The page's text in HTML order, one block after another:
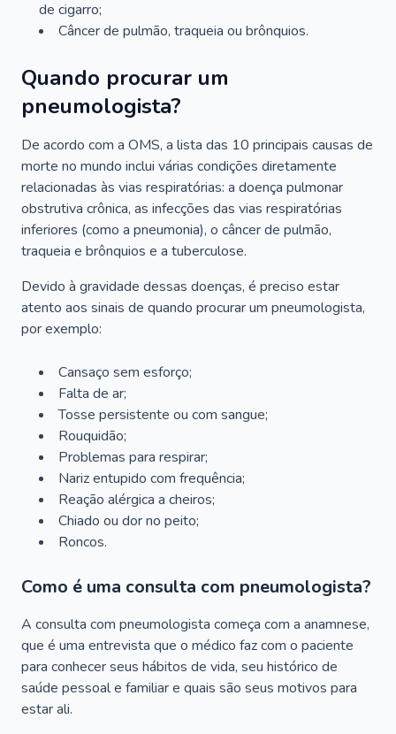
de cigarro;
Câncer de pulmão, traqueia ou brônquios.
Quando procurar um
pneumologista?
De acordo com a OMS, a lista das 10 principais causas de
morte no mundo inclui várias condições diretamente
relacionadas às vias respiratórias: a doença pulmonar
obstrutiva crônica, as infecções das vias respiratórias
inferiores (como a pneumonia), o câncer de pulmão,
traqueia e brônquios e a tuberculose.
Devido à gravidade dessas doenças, é preciso estar
atento aos sinais de quando procurar um pneumologista,
por exemplo:
Cansaço sem esforço;
Falta de ar;
Tosse persistente ou com sangue;
Rouquidão;
Problemas para respirar;
Nariz entupido com frequência;
Reação alérgica a cheiros;
Chiado ou dor no peito;
Roncos.
Como é uma consulta com pneumologista?
A consulta com pneumologista começa com a anamnese,
que é uma entrevista que o médico faz com o paciente
para conhecer seus hábitos de vida, seu histórico de
saúde pessoal e familiar e quais são seus motivos para
estar ali.